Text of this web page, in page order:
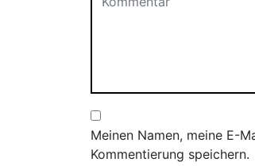
Meinen Namen, meine E-
Kommentierung speichern.